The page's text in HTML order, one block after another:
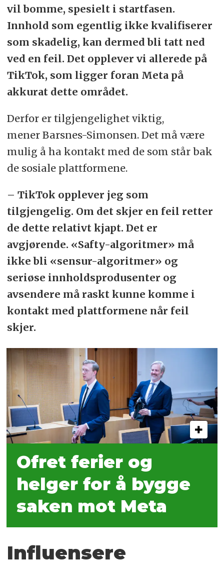
vil bomme, spesielt i startfasen.
Innhold som egentlig ikke kvalifiserer
som skadelig, kan dermed bli tatt ned
ved en feil. Det opplever vi allerede på
TikTok, som ligger foran Meta på
akkurat dette området.
Derfor er tilgjengelighet viktig,
mener Barsnes-Simonsen. Det må være
mulig å ha kontakt med de som står bak
de sosiale plattformene.
– TikTok opplever jeg som
tilgjengelig. Om det skjer en feil retter
de dette relativt kjapt. Det er
avgjørende. «Safty-algoritmer» må
ikke bli «sensur-algoritmer» og
seriøse innholdsprodusenter og
avsendere må raskt kunne komme i
kontakt med plattformene når feil
skjer.
Ofret ferier og
helger for å bygge
saken mot Meta
Influensere